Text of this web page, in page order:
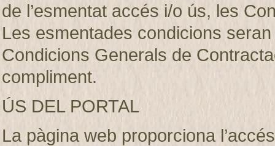
de l’esmentat accés i/o ús, les
Les esmentades condicions
Condicions Generals de
compliment.
ÚS DEL PORTAL
La pàgina web proporciona